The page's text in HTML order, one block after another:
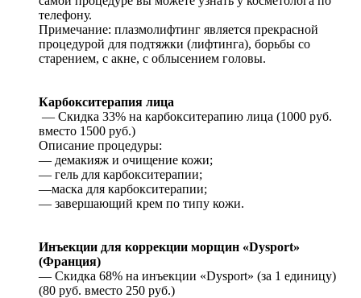
телефону.
Примечание: плазмолифтинг является прекрасной
процедурой для подтяжки (лифтинга), борьбы со
старением, с акне, с облысением головы.
Карбокситерапия лица
— Скидка 33% на карбокситерапию лица (1000 руб.
вместо 1500 руб.)
Описание процедуры:
— демакияж и очищение кожи;
— гель для карбокситерапии;
—маска для карбокситерапии;
— завершающий крем по типу кожи.
Инъекции для коррекции морщин «Dysport»
(Франция)
— Скидка 68% на инъекции «Dysport» (за 1 единицу)
(80 руб. вместо 250 руб.)